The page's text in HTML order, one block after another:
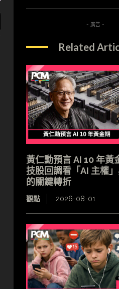
- 廣告 -
Related
黃仁勳預言 AI 10 年黃
技股回調看「AI 主權
的關鍵轉折
觀點 2026-08-01